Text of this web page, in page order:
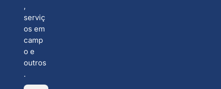
,
serviç
os em
camp
o e
outros
.